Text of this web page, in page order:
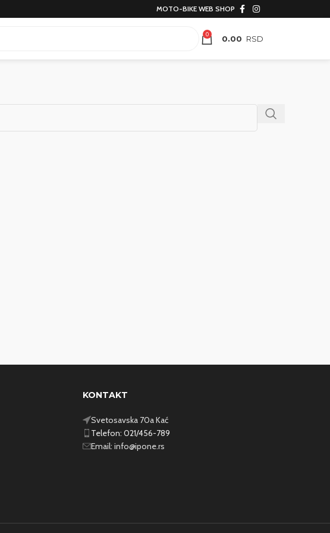
MOTO-BIKE WEB SHOP
0 0.00
KONTAKT
Svetosavska 70a Kać
Telefon: 021/456-789
Email:info@ipone.rs